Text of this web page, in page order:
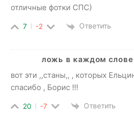
отличные фотки СПС)
7 -2 Ответить
ложь в каждом слове
вот эти ,,станы,, , которых
спасибо , Борис !!!
20 -7 Ответить